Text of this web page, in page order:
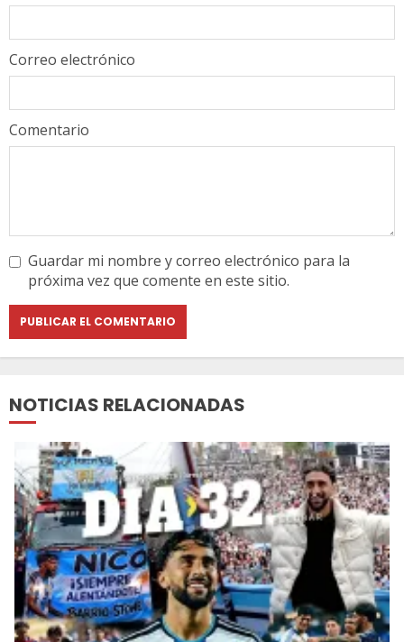
Comentario
Correo electrónico
Guardar mi nombre y correo electrónico para la
próxima vez que comente en este sitio.
NOTICIAS RELACIONADAS